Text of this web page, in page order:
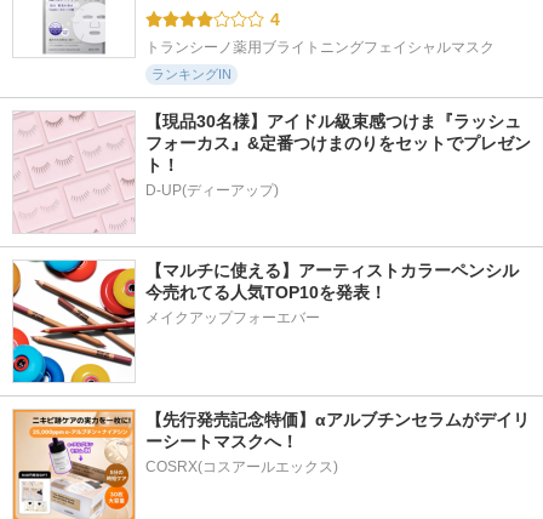
4
トランシーノ薬用ブライトニングフェイシャルマスク
ランキングIN
【現品30名様】アイドル級束感つけま『ラッシュ
フォーカス』&定番つけまのりをセットでプレゼン
ト！
D-UP(ディーアップ)
【マルチに使える】アーティストカラーペンシル
今売れてる人気TOP10を発表！
メイクアップフォーエバー
【先行発売記念特価】αアルブチンセラムがデイリ
ーシートマスクへ！
COSRX(コスアールエックス)